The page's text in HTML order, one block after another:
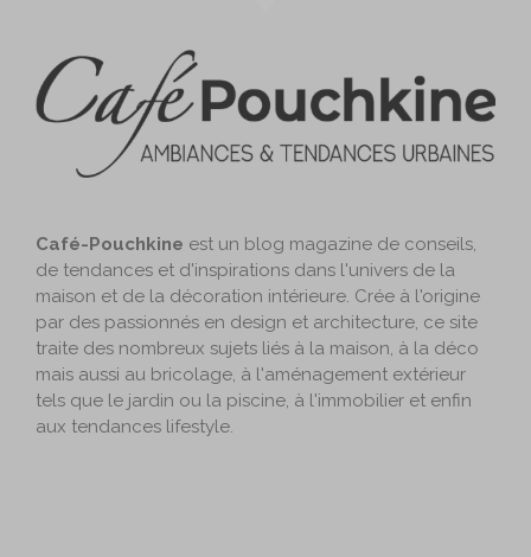
Café-Pouchkine est un blog magazine de conseils,
de tendances et d'inspirations dans l'univers de la
maison et de la décoration intérieure. Crée à l'origine
par des passionnés en design et architecture, ce site
traite des nombreux sujets liés à la maison, à la déco
mais aussi au bricolage, à l'aménagement extérieur
tels que le jardin ou la piscine, à l'immobilier et enfin
aux tendances lifestyle.